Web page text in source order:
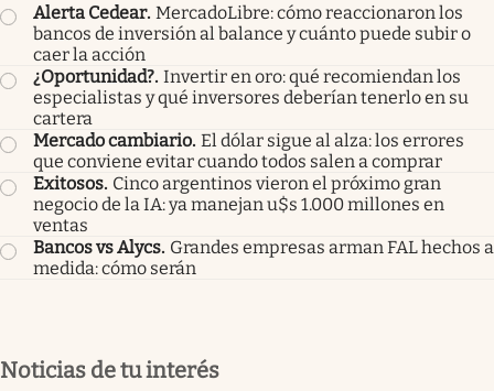
Alerta Cedear. MercadoLibre: cómo reaccionaron los
bancos de inversión al balance y cuánto puede subir o
caer la acción
¿Oportunidad?. Invertir en oro: qué recomiendan los
especialistas y qué inversores deberían tenerlo en su
cartera
Mercado cambiario. El dólar sigue al alza: los errores
que conviene evitar cuando todos salen a comprar
Exitosos. Cinco argentinos vieron el próximo gran
negocio de la IA: ya manejan u$s 1.000 millones en
ventas
Bancos vs Alycs. Grandes empresas arman FAL hechos a
medida: cómo serán
Noticias de tu interés